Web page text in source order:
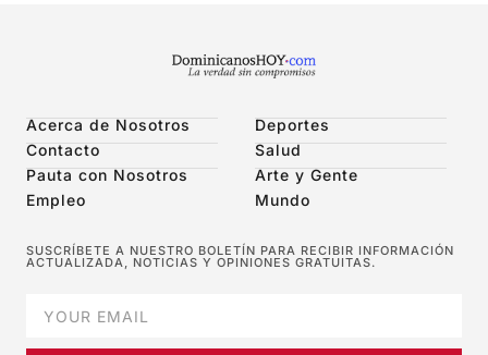
Acerca de Nosotros
Contacto
Pauta con Nosotros
Empleo
Deportes
Salud
Arte y Gente
Mundo
SUSCRÍBETE A NUESTRO BOLETÍN PARA RECIBIR INFORMACIÓN
ACTUALIZADA, NOTICIAS Y OPINIONES GRATUITAS.